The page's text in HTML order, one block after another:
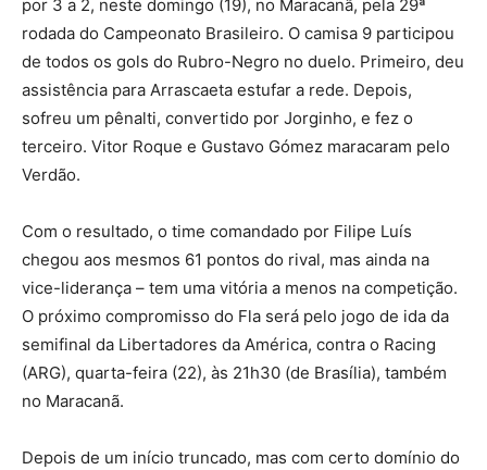
por 3 a 2, neste domingo (19), no Maracanã, pela 29ª
rodada do Campeonato Brasileiro. O camisa 9 participou
de todos os gols do Rubro-Negro no duelo. Primeiro, deu
assistência para Arrascaeta estufar a rede. Depois,
sofreu um pênalti, convertido por Jorginho, e fez o
terceiro. Vitor Roque e Gustavo Gómez maracaram pelo
Verdão.
Com o resultado, o time comandado por Filipe Luís
chegou aos mesmos 61 pontos do rival, mas ainda na
vice-liderança – tem uma vitória a menos na competição.
O próximo compromisso do Fla será pelo jogo de ida da
semifinal da Libertadores da América, contra o Racing
(ARG), quarta-feira (22), às 21h30 (de Brasília), também
no Maracanã.
Depois de um início truncado, mas com certo domínio do